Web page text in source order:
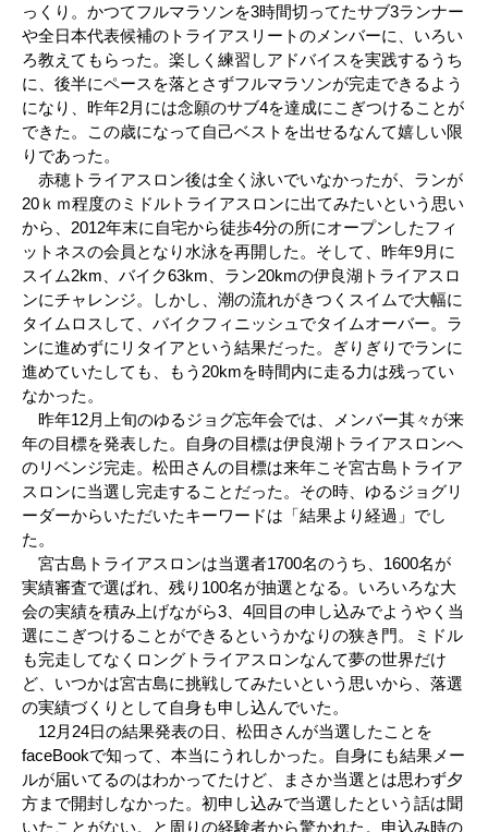
っくり。かつてフルマラソンを3時間切ってたサブ3ランナー
や全日本代表候補のトライアスリートのメンバーに、いろい
ろ教えてもらった。楽しく練習しアドバイスを実践するうち
に、後半にペースを落とさずフルマラソンが完走できるよう
になり、昨年2月には念願のサブ4を達成にこぎつけることが
できた。この歳になって自己ベストを出せるなんて嬉しい限
りであった。
赤穂トライアスロン後は全く泳いでいなかったが、ランが
20ｋｍ程度のミドルトライアスロンに出てみたいという思い
から、2012年末に自宅から徒歩4分の所にオープンしたフィ
ットネスの会員となり水泳を再開した。そして、昨年9月に
スイム2km、バイク63km、ラン20kmの伊良湖トライアスロ
ンにチャレンジ。しかし、潮の流れがきつくスイムで大幅に
タイムロスして、バイクフィニッシュでタイムオーバー。ラ
ンに進めずにリタイアという結果だった。ぎりぎりでランに
進めていたしても、もう20kmを時間内に走る力は残ってい
なかった。
昨年12月上旬のゆるジョグ忘年会では、メンバー其々が来
年の目標を発表した。自身の目標は伊良湖トライアスロンへ
のリベンジ完走。松田さんの目標は来年こそ宮古島トライア
スロンに当選し完走することだった。その時、ゆるジョグリ
ーダーからいただいたキーワードは「結果より経過」でし
た。
宮古島トライアスロンは当選者1700名のうち、1600名が
実績審査で選ばれ、残り100名が抽選となる。いろいろな大
会の実績を積み上げながら3、4回目の申し込みでようやく当
選にこぎつけることができるというかなりの狭き門。ミドル
も完走してなくロングトライアスロンなんて夢の世界だけ
ど、いつかは宮古島に挑戦してみたいという思いから、落選
の実績づくりとして自身も申し込んでいた。
12月24日の結果発表の日、松田さんが当選したことを
faceBookで知って、本当にうれしかった。自身にも結果メー
ルが届いてるのはわかってたけど、まさか当選とは思わず夕
方まで開封しなかった。初申し込みで当選したという話は聞
いたことがない。と周りの経験者から驚かれた。申込み時の